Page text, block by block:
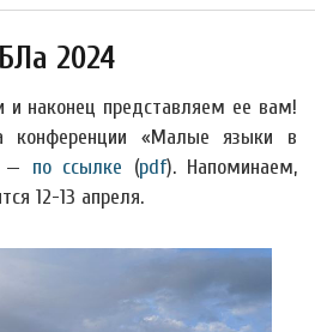
2024
наконец представляем ее вам!
конференции «Малые языки в
— по ссылке (pdf). Напоминаем,
12-13 апреля.